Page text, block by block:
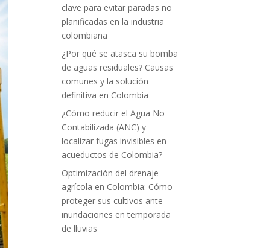
clave para evitar paradas no
planificadas en la industria
colombiana
¿Por qué se atasca su bomba
de aguas residuales? Causas
comunes y la solución
definitiva en Colombia
¿Cómo reducir el Agua No
Contabilizada (ANC) y
localizar fugas invisibles en
acueductos de Colombia?
Optimización del drenaje
agrícola en Colombia: Cómo
proteger sus cultivos ante
inundaciones en temporada
de lluvias